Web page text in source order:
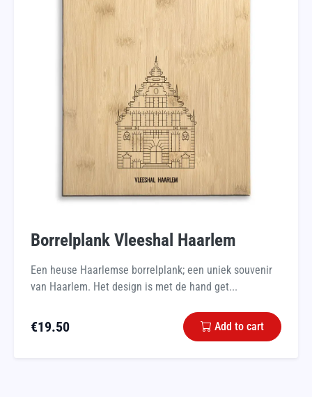
Borrelplank Vleeshal Haarlem
Een heuse Haarlemse borrelplank; een uniek souvenir
van Haarlem. Het design is met de hand get...
€19.50 Add to cart